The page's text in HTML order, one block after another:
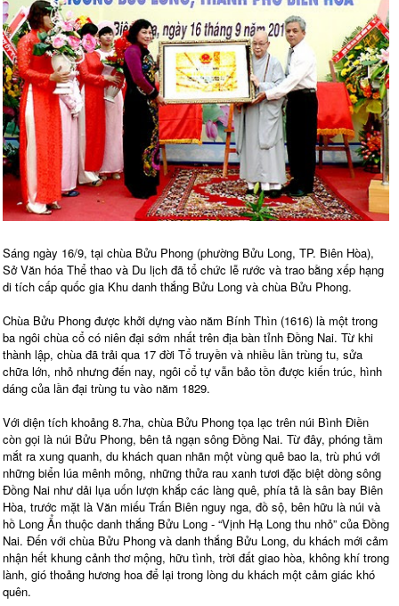
Sáng ngày 16/9, tại chùa Bửu Phong (phường Bửu Long, TP. Biên Hòa),
Sở Văn hóa Thể thao và Du lịch đã tổ chức lễ rước và trao bằng xếp hạng
di tích cấp quốc gia Khu danh thắng Bửu Long và chùa Bửu Phong.
Chùa Bửu Phong được khởi dựng vào năm Bính Thìn (1616) là một trong
ba ngôi chùa cổ có niên đại sớm nhất trên địa bàn tỉnh Đồng Nai. Từ khi
thành lập, chùa đã trải qua 17 đời Tổ truyền và nhiều lần trùng tu, sửa
chữa lớn, nhỏ nhưng đến nay, ngôi cổ tự vẫn bảo tồn được kiến trúc, hình
dáng của lần đại trùng tu vào năm 1829.
Với diện tích khoảng 8.7ha, chùa Bửu Phong tọa lạc trên núi Bình Điền
còn gọi là núi Bửu Phong, bên tả ngạn sông Đồng Nai. Từ đây, phóng tầm
mắt ra xung quanh, du khách quan nhãn một vùng quê bao la, trù phú với
những biển lúa mênh mông, những thửa rau xanh tươi đặc biệt dòng sông
Đồng Nai như dải lụa uốn lượn khắp các làng quê, phía tả là sân bay Biên
Hòa, trước mặt là Văn miếu Trấn Biên nguy nga, đồ sộ, bên hữu là núi và
hồ Long Ẩn thuộc danh thắng Bửu Long - “Vịnh Hạ Long thu nhỏ” của Đồng
Nai. Đến với chùa Bửu Phong và danh thắng Bửu Long, du khách mới cảm
nhận hết khung cảnh thơ mộng, hữu tình, trời đất giao hòa, không khí trong
lành, gió thoảng hương hoa để lại trong lòng du khách một cảm giác khó
quên.